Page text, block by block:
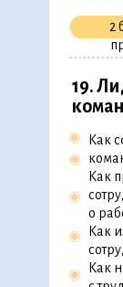
2
19.
Как
Как
о
Как
Как
◉
◉
◉
◉
◉